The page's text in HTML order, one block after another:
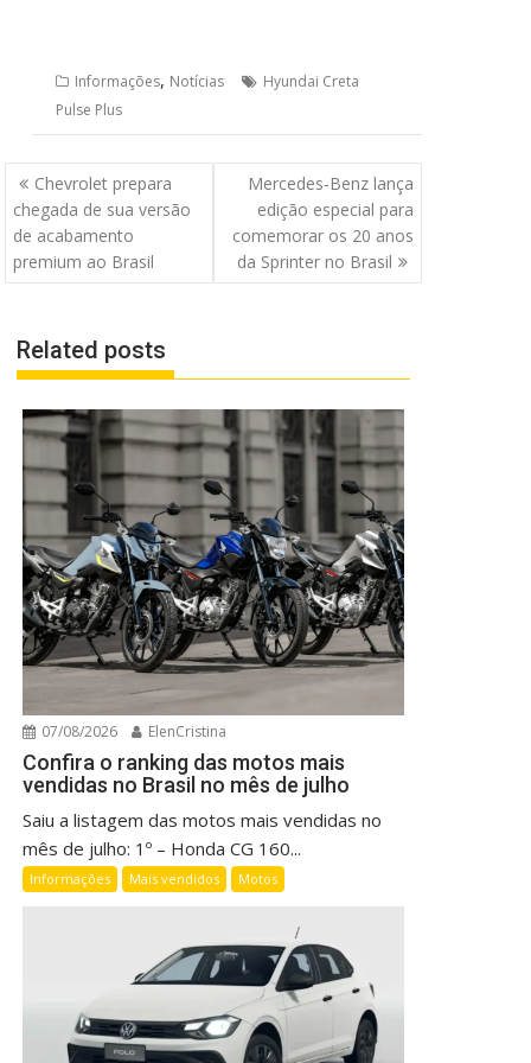
Informações, Notícias
Hyundai Creta
Pulse Plus
Navegação
de
Post
Chevrolet prepara
chegada de sua versão
de acabamento
premium ao Brasil
Mercedes-Benz lança
edição especial para
comemorar os 20 anos
da Sprinter no Brasil
Related posts
07/08/2026 ElenCristina
Confira o ranking das motos mais
vendidas no Brasil no mês de julho
Saiu a listagem das motos mais vendidas no
mês de julho: 1º – Honda CG 160...
Informações Mais vendidos Motos